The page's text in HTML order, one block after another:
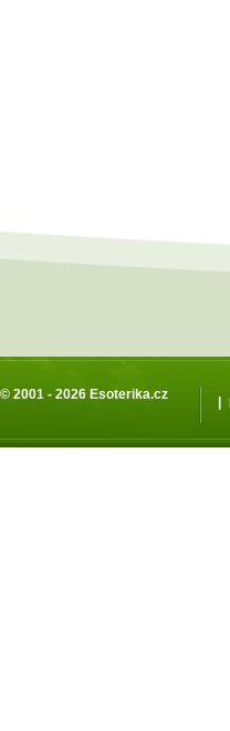
© 2001 - 2026 Esoterika.cz